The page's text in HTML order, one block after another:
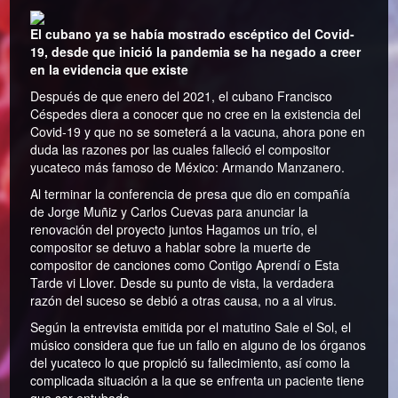
El cubano ya se había mostrado escéptico del Covid-
19, desde que inició la pandemia se ha negado a creer
en la evidencia que existe
Después de que enero del 2021, el cubano Francisco
Céspedes diera a conocer que no cree en la existencia del
Covid-19 y que no se someterá a la vacuna, ahora pone en
duda las razones por las cuales falleció el compositor
yucateco más famoso de México: Armando Manzanero.
Al terminar la conferencia de presa que dio en compañía
de Jorge Muñiz y Carlos Cuevas para anunciar la
renovación del proyecto juntos Hagamos un trío, el
compositor se detuvo a hablar sobre la muerte de
compositor de canciones como Contigo Aprendí o Esta
Tarde vi Llover. Desde su punto de vista, la verdadera
razón del suceso se debió a otras causa, no a al virus.
Según la entrevista emitida por el matutino Sale el Sol, el
músico considera que fue un fallo en alguno de los órganos
del yucateco lo que propició su fallecimiento, así como la
complicada situación a la que se enfrenta un paciente tiene